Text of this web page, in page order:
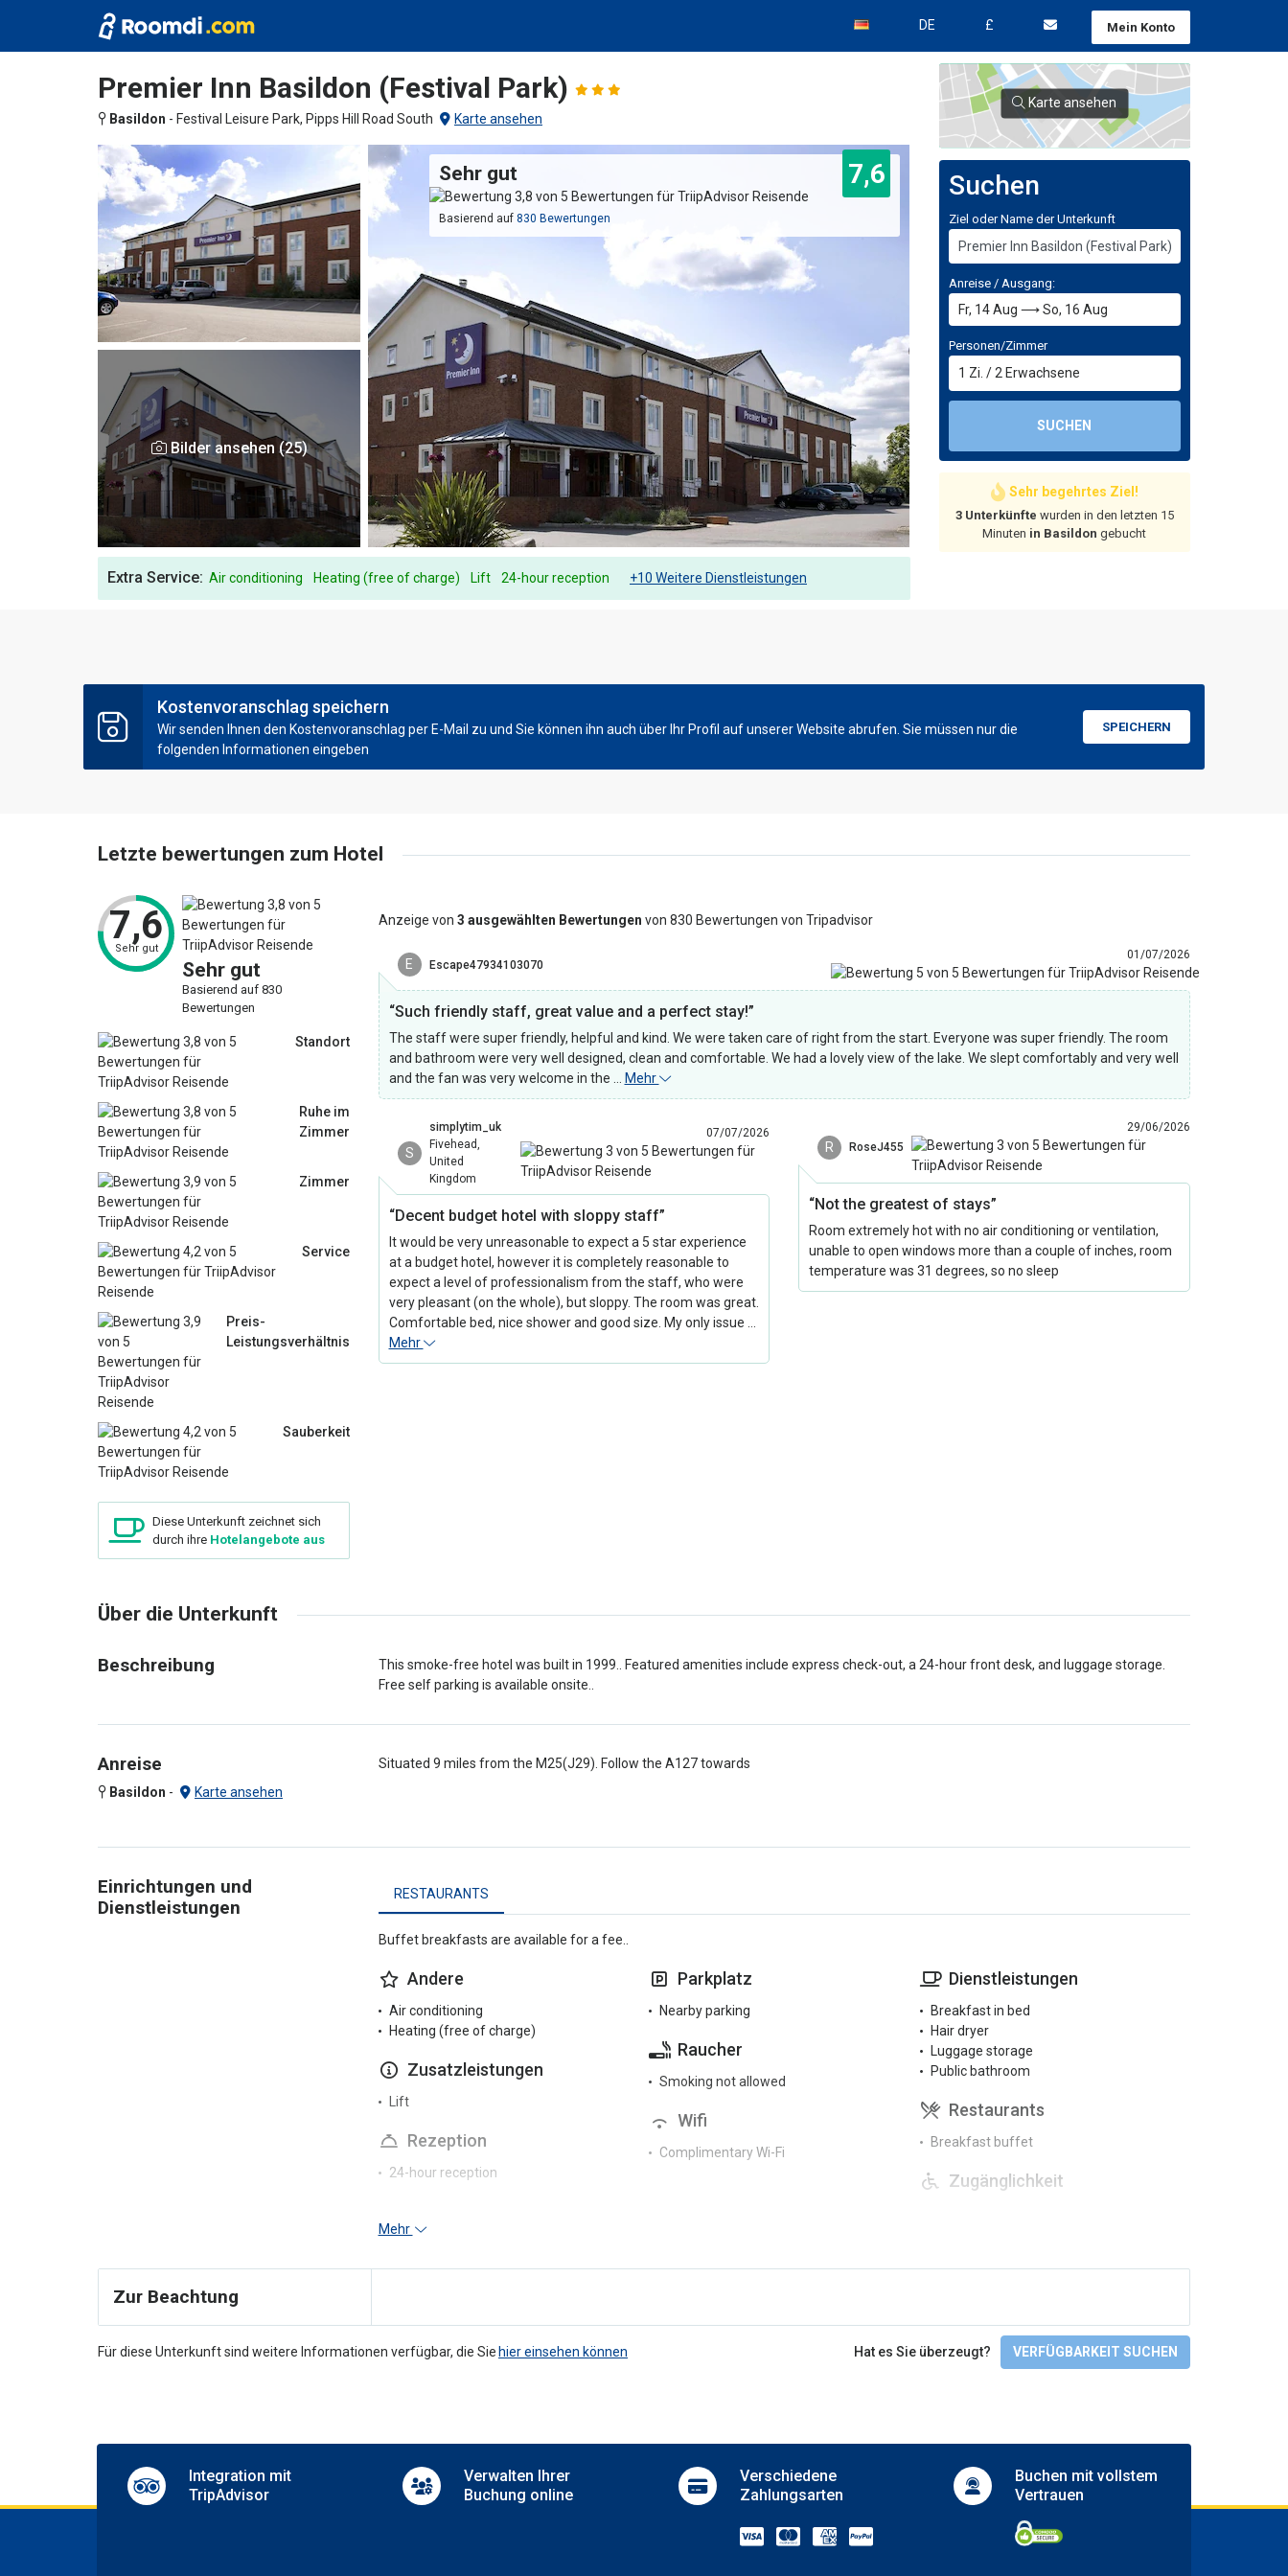
DE £ Mein Konto
Premier Inn Basildon (Festival Park)
Basildon - Festival Leisure Park, Pipps Hill Road South Karte ansehen
Bilder ansehen (25)
Sehr gut 7,6
Basierend auf830 Bewertungen
Extra Service: Air conditioning Heating (free of charge) Lift 24-hour reception +10 Weitere Dienstleistungen
Karte ansehen
Suchen
Ziel oder Name der Unterkunft
Anreise / Ausgang:
Personen/Zimmer
1 Zi. /2 Erwachsene
SUCHEN
Sehr begehrtes Ziel!
3 Unterkünfte wurden in den letzten 15
Minuten in Basildon gebucht
Kostenvoranschlag speichern
Wir senden Ihnen den Kostenvoranschlag per E-Mail zu und Sie können ihn auch über Ihr Profil auf unserer Website abrufen. Sie müssen nur die
folgenden Informationen eingeben
SPEICHERN
Letzte bewertungen zum Hotel
7,6
Sehr gut
Sehr gut
Basierend auf 830
Bewertungen
Standort
Ruhe im
Zimmer
Zimmer
Service
Preis-
Leistungsverhältnis
Sauberkeit
Diese Unterkunft zeichnet sich
durch ihre Hotelangebote aus
Anzeige von 3 ausgewählten Bewertungen von 830 Bewertungen von Tripadvisor
E Escape47934103070
01/07/2026
“Such friendly staff, great value and a perfect stay!”
The staff were super friendly, helpful and kind. We were taken care of right from the start. Everyone was super friendly. The room
and bathroom were very well designed, clean and comfortable. We had a lovely view of the lake. We slept comfortably and very well
and the fan was very welcome in the …
Mehr
S
simplytim_uk
Fivehead,
United
Kingdom
07/07/2026
“Decent budget hotel with sloppy staff”
It would be very unreasonable to expect a 5 star experience
at a budget hotel, however it is completely reasonable to
expect a level of professionalism from the staff, who were
very pleasant (on the whole), but sloppy. The room was great.
Comfortable bed, nice shower and good size. My only issue …
Mehr
R RoseJ455
29/06/2026
“Not the greatest of stays”
Room extremely hot with no air conditioning or ventilation,
unable to open windows more than a couple of inches, room
temperature was 31 degrees, so no sleep
Über die Unterkunft
Beschreibung
This smoke-free hotel was built in 1999.. Featured amenities include express check-out, a 24-hour front desk, and luggage storage.
Free self parking is available onsite..
Anreise
Basildon - Karte ansehen
Situated 9 miles from the M25(J29). Follow the A127 towards
Einrichtungen und
Dienstleistungen
RESTAURANTS
Buffet breakfasts are available for a fee..
Andere
Air conditioning
Heating (free of charge)
Zusatzleistungen
Lift
Rezeption
24-hour reception
Parkplatz
Nearby parking
Raucher
Smoking not allowed
Wifi
Complimentary Wi-Fi
Dienstleistungen
Breakfast in bed
Hair dryer
Luggage storage
Public bathroom
Restaurants
Breakfast buffet
Zugänglichkeit
Mehr
Zur Beachtung
Für diese Unterkunft sind weitere Informationen verfügbar, die Sie hier einsehen können Hat es Sie überzeugt? VERFÜGBARKEIT SUCHEN
Integration mit
TripAdvisor
Verwalten Ihrer
Buchung online
Verschiedene
Zahlungsarten
Buchen mitvollstem
Vertrauen